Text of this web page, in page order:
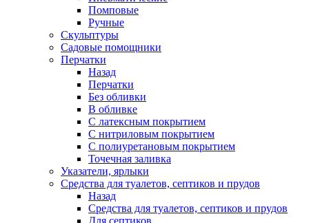
Помповые
Ручные
Скульптуры
Садовые помощники
Перчатки
Назад
Перчатки
Без обливки
В обливке
С латексным покрытием
С нитриловым покрытием
С полиуретановым покрытием
Точечная заливка
Указатели, ярлыки
Средства для туалетов, септиков и прудов
Назад
Средства для туалетов, септиков и прудов
Для септиков